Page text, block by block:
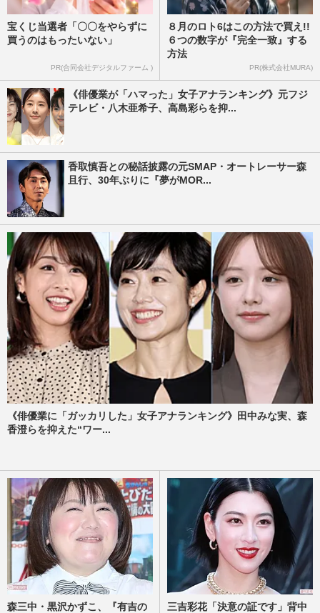
宝くじ当選者「〇〇をやらずに
買うのはもったいない」
PR(合同会社デジタルファーム )
８月のロト6はこの方法で買え!!
６つの数字が『完全一致』する
方法
PR(株式会社MURA)
《俳優業が「ハマった」女子アナランキング》元フジ
テレビ・八木亜希子、高島彩らを抑...
香取慎吾との秘話披露の元SMAP・オートレーサー森
且行、30年ぶりに『夢がMOR...
《俳優業に「ガッカリした」女子アナランキング》田中みな実、森
香澄らを抑えた“ワー...
森三中・黒沢かずこ、『有吉の
三吉彩花「決意の証です」背中